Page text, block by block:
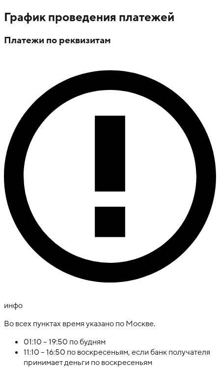
График проведения платежей
Платежи по реквизитам
инфо
Во всех пунктах время указано по Москве.
01:10 – 19:50 по будням
11:10 – 16:50 по воскресеньям, если банк получателя
принимает деньги по воскресеньям